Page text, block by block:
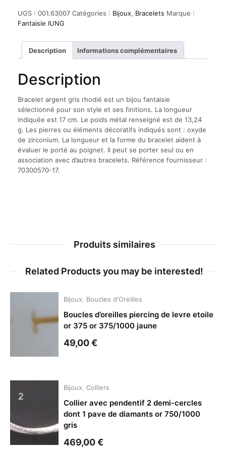
UGS : 001.63007 Catégories : Bijoux, Bracelets Marque :
Fantaisie IUNG
Description Informations complémentaires
Description
Bracelet argent gris rhodié est un bijou fantaisie
sélectionné pour son style et ses finitions. La longueur
indiquée est 17 cm. Le poids métal renseigné est de 13,24
g. Les pierres ou éléments décoratifs indiqués sont : oxyde
de zirconium. La longueur et la forme du bracelet aident à
évaluer le porté au poignet. Il peut se porter seul ou en
association avec d’autres bracelets. Référence fournisseur :
70300570-17.
Produits similaires
Related Products you may be interested!
Bijoux Boucles d'Oreilles
Boucles d’oreilles piercing de levre etoile
or 375 or 375/1000 jaune
49,00€
Bijoux Colliers
Collier avec pendentif 2 demi-cercles
dont 1 pave de diamants or 750/1000
gris
469,00€